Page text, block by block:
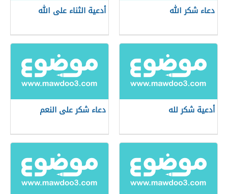
دعاء شكر الله أدعية الثناء على الله
أدعية شكر لله دعاء شكر على النعم